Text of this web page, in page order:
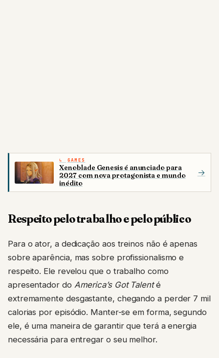
GAMES
Xenoblade Genesis é anunciado para
2027 com nova protagonista e mundo
inédito
→
Respeito pelo trabalho e pelo público
Para o ator, a dedicação aos treinos não é apenas
sobre aparência, mas sobre profissionalismo e
respeito. Ele revelou que o trabalho como
apresentador do America’s Got Talenté
extremamente desgastante, chegando a perder 7 mil
calorias por episódio. Manter-se em forma, segundo
ele, é uma maneira de garantir que terá a energia
necessária para entregar o seu melhor.